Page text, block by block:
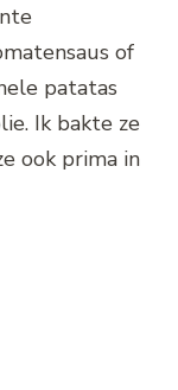
of
patatas
Ik bakte ze
ook prima in